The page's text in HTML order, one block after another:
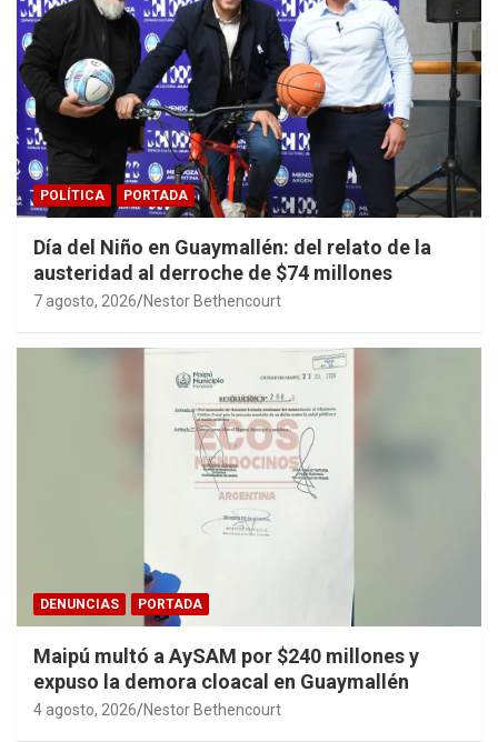
POLÍTICA PORTADA
Día del Niño en Guaymallén: del relato de la
austeridad al derroche de $74 millones
7 agosto, 2026 Nestor Bethencourt
DENUNCIAS PORTADA
Maipú multó a AySAM por $240 millones y
expuso la demora cloacal en Guaymallén
4 agosto, 2026 Nestor Bethencourt